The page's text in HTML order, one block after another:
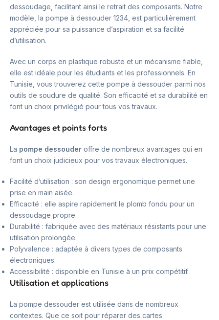
dessoudage, facilitant ainsi le retrait des composants. Notre
modèle, la pompe à dessouder 1234, est particulièrement
appréciée pour sa puissance d’aspiration et sa facilité
d’utilisation.
Avec un corps en plastique robuste et un mécanisme fiable,
elle est idéale pour les étudiants et les professionnels. En
Tunisie, vous trouverez cette pompe à dessouder parmi nos
outils de soudure de qualité. Son efficacité et sa durabilité en
font un choix privilégié pour tous vos travaux.
Avantages et points forts
La pompe dessouder offre de nombreux avantages qui en
font un choix judicieux pour vos travaux électroniques.
Facilité d’utilisation : son design ergonomique permet une
prise en main aisée.
Efficacité : elle aspire rapidement le plomb fondu pour un
dessoudage propre.
Durabilité : fabriquée avec des matériaux résistants pour une
utilisation prolongée.
Polyvalence : adaptée à divers types de composants
électroniques.
Accessibilité : disponible en Tunisie à un prix compétitif.
Utilisation et applications
La pompe dessouder est utilisée dans de nombreux
contextes. Que ce soit pour réparer des cartes